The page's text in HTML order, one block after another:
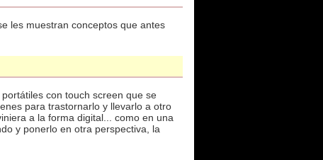
les muestran conceptos que antes
con touch screen que se
para trastornarlo y llevarlo a otro
a la forma digital... como en una
y ponerlo en otra perspectiva, la